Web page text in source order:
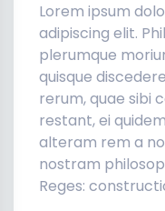
Lorem ipsum
adipiscing elit.
plerumque
quisque
rerum, quae sibi
restant, ei
alteram rem a
nostram
Reges: